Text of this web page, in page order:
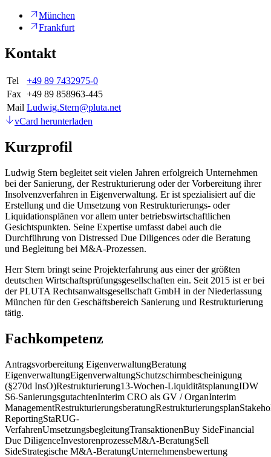
München
Frankfurt
Kontakt
Tel
+49 89 7432975-0
Fax +49 89 858963-445
Mail Ludwig.Stern@pluta.net
vCard herunterladen
Kurzprofil
Ludwig Stern begleitet seit vielen Jahren erfolgreich Unternehmen
bei der Sanierung, der Restrukturierung oder der Vorbereitung ihrer
Insolvenzverfahren in Eigenverwaltung. Er ist spezialisiert auf die
Erstellung und die Umsetzung von Restrukturierungs- oder
Liquidationsplänen vor allem unter betriebswirtschaftlichen
Gesichtspunkten. Seine Expertise umfasst dabei auch die
Durchführung von Distressed Due Diligences oder die Beratung
und Begleitung bei M&A-Prozessen.
Herr Stern bringt seine Projekterfahrung aus einer der größten
deutschen Wirtschaftsprüfungsgesellschaften ein. Seit 2015 ist er bei
der PLUTA Rechtsanwaltsgesellschaft GmbH in der Niederlassung
München für den Geschäftsbereich Sanierung und Restrukturierung
tätig.
Fachkompetenz
Antragsvorbereitung EigenverwaltungBeratung
EigenverwaltungEigenverwaltungSchutzschirmbescheinigung
(§270d InsO)Restrukturierung13-Wochen-LiquiditätsplanungIDW
S6-SanierungsgutachtenInterim CRO als GV / OrganInterim
ManagementRestrukturierungsberatungRestrukturierungsplan
ReportingStaRUG-
VerfahrenUmsetzungsbegleitungTransaktionenBuy SideFinancial
Due DiligenceInvestorenprozesseM&A-BeratungSell
SideStrategische M&A-BeratungUnternehmensbewertung